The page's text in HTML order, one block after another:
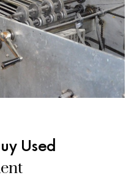
Used